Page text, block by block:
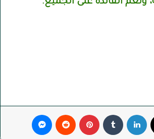
لينكدإن بينتيريست